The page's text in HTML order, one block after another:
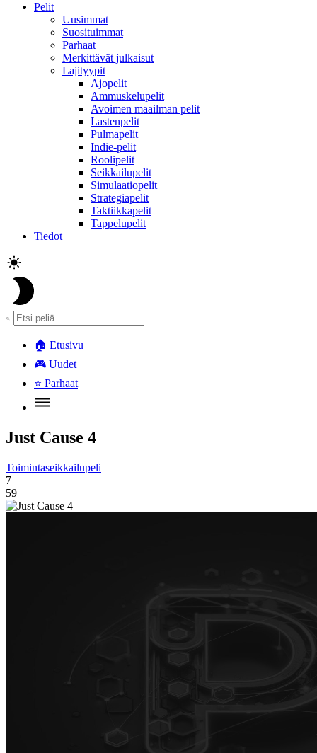
Pelit
Uusimmat
Suosituimmat
Parhaat
Merkittävät julkaisut
Lajityypit
Ajopelit
Ammuskelupelit
Avoimen maailman pelit
Lastenpelit
Pulmapelit
Indie-pelit
Roolipelit
Seikkailupelit
Simulaatiopelit
Strategiapelit
Taktiikkapelit
Tappelupelit
Tiedot
🏠 Etusivu
🎮 Uudet
⭐ Parhaat
Just Cause 4
Toimintaseikkailupeli
7
59